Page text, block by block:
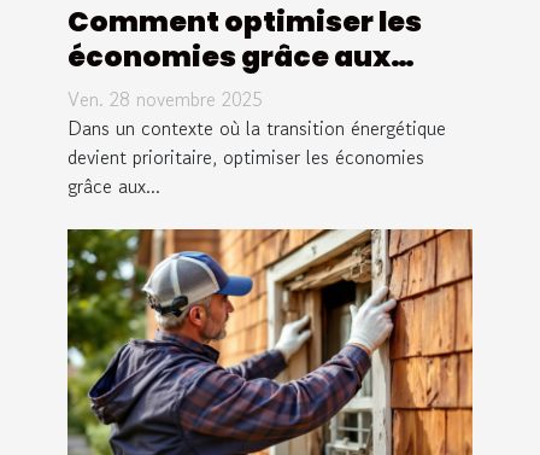
Comment optimiser les
économies grâce aux
systèmes énergétiques
renouvelables ?
Ven. 28 novembre 2025
Dans un contexte où la transition énergétique
devient prioritaire, optimiser les économies
grâce aux...